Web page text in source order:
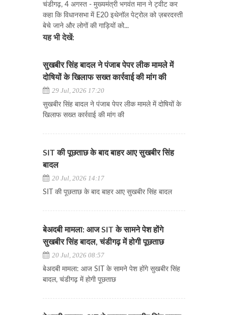
चंडीगढ़, 4 अगस्त - मुख्यमंत्री भगवंत मान ने ट्वीट कर
कहा कि विधानसभा में E20 इथेनॉल पेट्रोल को ज़बरदस्ती
बेचे जाने और लोगों की गाड़ियों को...
यह भी देखें:
सुखबीर सिंह बादल ने पंजाब पेपर लीक मामले में
दोषियों के खिलाफ सख्त कार्रवाई की मांग की
29 Jul, 2026 17:20
सुखबीर सिंह बादल ने पंजाब पेपर लीक मामले में दोषियों के
खिलाफ सख्त कार्रवाई की मांग की
SIT की पूछताछ के बाद बाहर आए सुखबीर सिंह
बादल
20 Jul, 2026 14:17
SIT की पूछताछ के बाद बाहर आए सुखबीर सिंह बादल
बेअदबी मामला: आज SIT के सामने पेश होंगे
सुखबीर सिंह बादल, चंडीगढ़ में होगी पूछताछ
20 Jul, 2026 08:57
बेअदबी मामला: आज SIT के सामने पेश होंगे सुखबीर सिंह
बादल, चंडीगढ़ में होगी पूछताछ